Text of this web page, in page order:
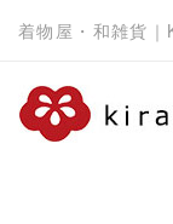
着物屋・和雑貨